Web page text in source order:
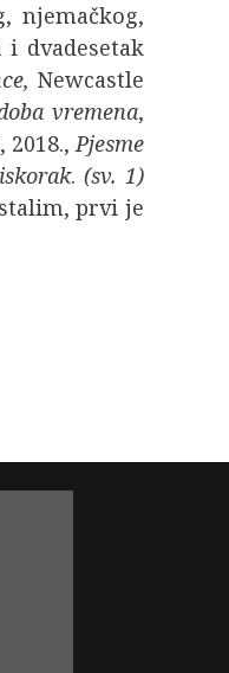
njemačkog,
dvadesetak
Newcastle
vremena,
2018.,Pjesme
iskorak.(sv. 1)
prvi je